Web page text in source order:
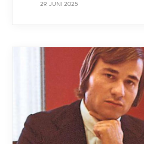
29. JUNI 2025